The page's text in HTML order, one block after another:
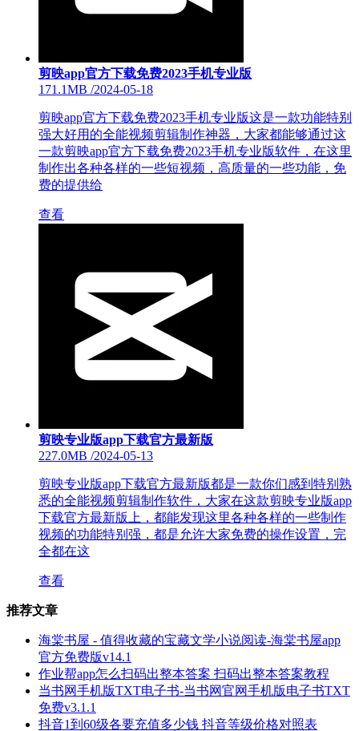
剪映app官方下载免费2023手机专业版
171.1MB /2024-05-18
剪映app官方下载免费2023手机专业版这是一款功能特别
强大好用的全能视频剪辑制作神器，大家都能够通过这
一款剪映app官方下载免费2023手机专业版软件，在这里
制作出各种各样的一些短视频，高质量的一些功能，免
费的提供给
查看
剪映专业版app下载官方最新版
227.0MB /2024-05-13
剪映专业版app下载官方最新版都是一款你们感到特别熟
悉的全能视频剪辑制作软件，大家在这款剪映专业版app
下载官方最新版上，都能发现这里各种各样的一些制作
视频的功能特别强，都是允许大家免费的操作设置，完
全都在这
查看
推荐文章
海棠书屋 - 值得收藏的宝藏文学小说阅读-海棠书屋app
官方免费版v14.1
作业帮app怎么扫码出整本答案 扫码出整本答案教程
当书网手机版TXT电子书-当书网官网手机版电子书TXT
免费v3.1.1
抖音1到60级各要充值多少钱 抖音等级价格对照表